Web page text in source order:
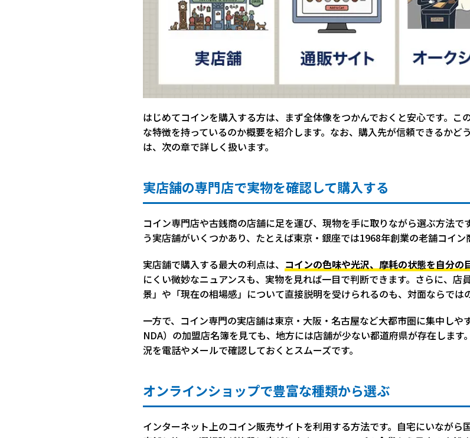
はじめてコインを購入する方は、まず全体像をつかんでおくと安心です。こ
な特徴を持っているのか概要を紹介します。なお、購入先が信頼できるかど
は、次の章で詳しく扱います。
実店舗の専門店で実物を確認して購入する
コイン専門店や古銭商の店舗に足を運び、現物を手に取りながら選ぶ方法で
う実店舗がいくつかあり、たとえば東京・銀座では1968年創業の老舗コイン
実店舗で購入する最大の利点は、 コインの色味や光沢、摩耗の状態を自分の
にくい微妙なニュアンスも、実物を見れば一目で判断できます。さらに、店
景」や「現在の相場感」について直接説明を受けられるのも、対面ならでは
一方で、コイン専門の実店舗は東京・大阪・名古屋など大都市圏に集中しや
NDA）の加盟店名簿を見ても、地方には店舗が少ない都道府県が存在しま
況を電話やメールで確認しておくとスムーズです。
オンラインショップで豊富な種類から選ぶ
インターネット上のコイン販売サイトを利用する方法です。自宅にいながら